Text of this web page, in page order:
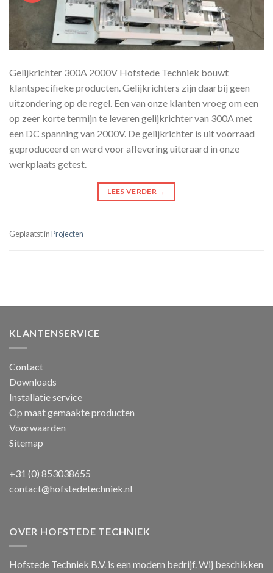
Gelijkrichter 300A 2000V Hofstede Techniek bouwt
klantspecifieke producten. Gelijkrichters zijn daarbij geen
uitzondering op de regel. Een van onze klanten vroeg om een
op zeer korte termijn te leveren gelijkrichter van 300A met
een DC spanning van 2000V. De gelijkrichter is uit voorraad
geproduceerd en werd voor aflevering uiteraard in onze
werkplaats getest.
LEES VERDER →
Geplaatst inProjecten
KLANTENSERVICE
Contact
Downloads
Installatie service
Op maat gemaakte producten
Voorwaarden
Sitemap
+31 (0) 853038655
contact@hofstedetechniek.nl
OVER HOFSTEDE TECHNIEK
Hofstede Techniek B.V. is een modern bedrijf. Wij beschikken